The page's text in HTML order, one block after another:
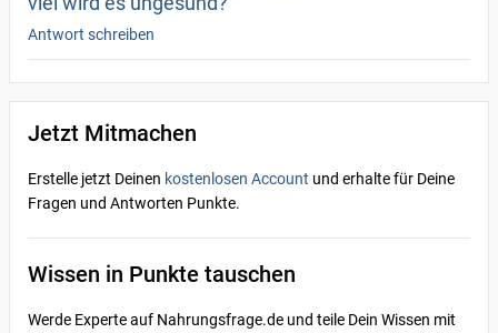
Antwort schreiben
Jetzt Mitmachen
Erstelle jetzt Deinen kostenlosen Account und erhalte für Deine
Fragen und Antworten Punkte.
Wissen in Punkte tauschen
Werde Experte auf Nahrungsfrage.de und teile Dein Wissen mit